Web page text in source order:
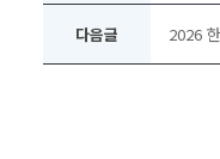
다음글 2026